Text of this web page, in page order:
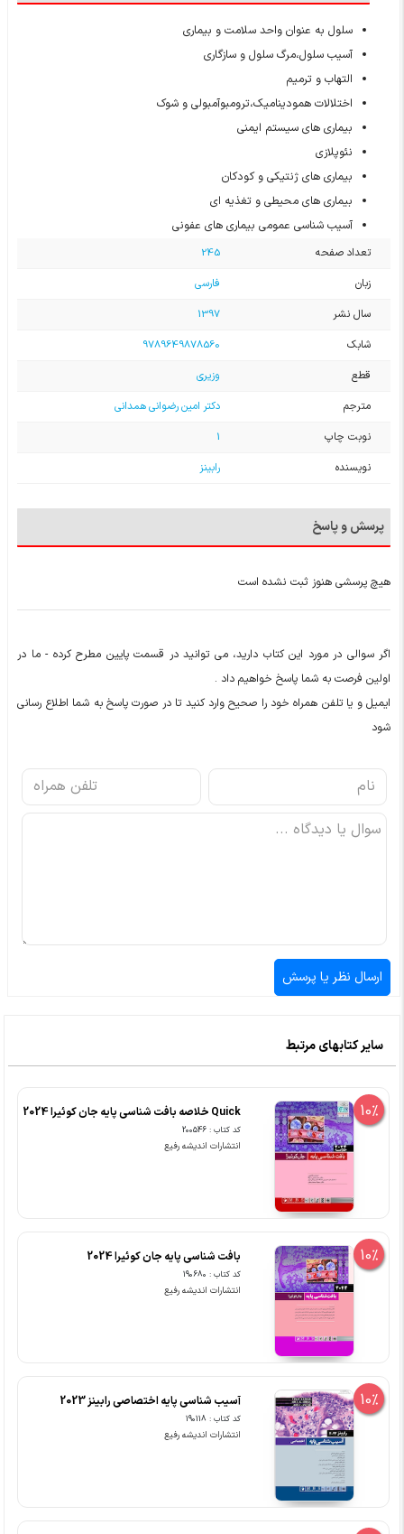
سلول به عنوان واحد سلامت و بیماری
آسیب سلول،مرگ سلول و سازگاری
التهاب و ترمیم
اختلالات همودینامیک،ترومبوآمبولی و شوک
بیماری های سیستم ایمنی
نئوپلازی
بیماری های ژنتیکی و کودکان
بیماری های محیطی و تغذیه ای
آسیب شناسی عمومی بیماری های عفونی
تعداد صفحه
245
زبان
فارسی
سال نشر
1397
شابک
9789649878560
قطع
وزیری
مترجم
دکتر امین رضوانی همدانی
نوبت چاپ
1
نویسنده
رابینز
پرسش و پاسخ
هیچ پرسشی هنوز ثبت نشده است
اگر سوالی در مورد این کتاب دارید، می توانید در قسمت پایین مطرح کرده - ما در
اولین فرصت به شما پاسخ خواهیم داد .
ایمیل و یا تلفن همراه خود را صحیح وارد کنید تا در صورت پاسخ به شما اطلاع رسانی
شود
سایر کتابهای مرتبط
10% Quick خلاصه بافت شناسی پایه جان کوئیرا 2024
کد کتاب : 200546
انتشارات اندیشه رفیع
10% بافت شناسی پایه جان کوئیرا 2024
کد کتاب : 190680
انتشارات اندیشه رفیع
10% آسیب شناسی پایه اختصاصی رابینز 2023
کد کتاب : 190118
انتشارات اندیشه رفیع